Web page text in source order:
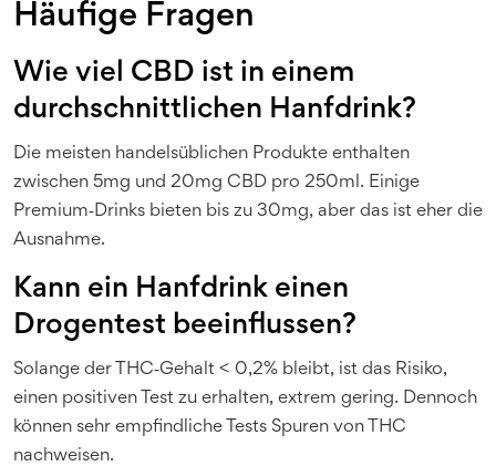
Häufige Fragen
Wie viel CBD ist in einem
durchschnittlichen Hanfdrink?
Die meisten handelsüblichen Produkte enthalten
zwischen 5mg und 20mg CBD pro 250ml. Einige
Premium‑Drinks bieten bis zu 30mg, aber das ist eher die
Ausnahme.
Kann ein Hanfdrink einen
Drogentest beeinflussen?
Solange der THC‑Gehalt < 0,2% bleibt, ist das Risiko,
einen positiven Test zu erhalten, extrem gering. Dennoch
können sehr empfindliche Tests Spuren von THC
nachweisen.